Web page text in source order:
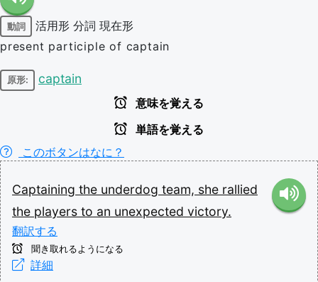
動詞 活用形 分詞 現在形
present participle of captain
原形: captain
意味を覚える
単語を覚える
このボタンはなに？
Captaining the underdog team, she rallied
the players to an unexpected victory.
翻訳する
聞き取れるようになる
詳細